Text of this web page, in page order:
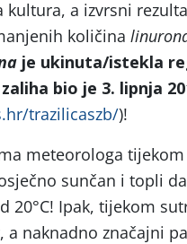
kultura, a izvrsni
količina
je ukinuta/istekla
bio je 3. lipnja
trazilicaszb/)!
meteorologa
sunčan i topli
20°C! Ipak, tijekom
a naknadno značajni